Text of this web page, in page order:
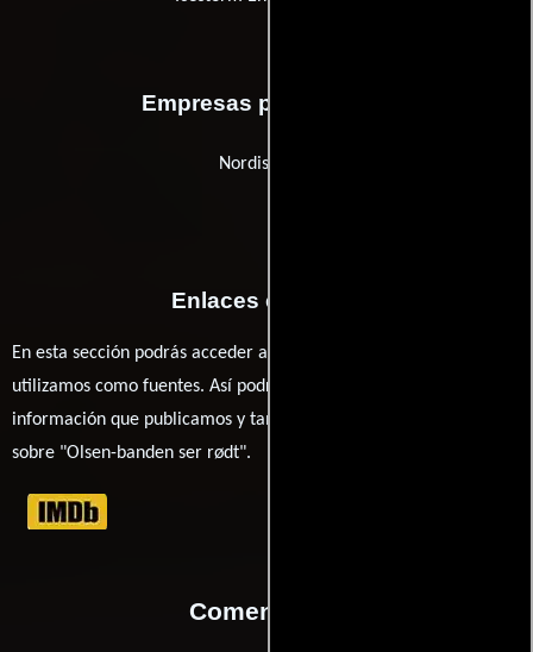
Empresas productoras
Nordisk Film
Enlaces externos
En esta sección podrás acceder a los recursos externos que
utilizamos como fuentes. Así podrás chequear toda la
información que publicamos y también ampliar tu conocimiento
sobre "Olsen-banden ser rødt".
Comentarios